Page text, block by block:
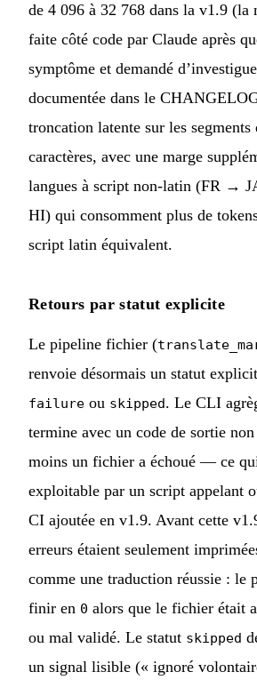
de 4 096 à 32 768 dans la v1.9 (la
faite côté code par Claude après
symptôme et demandé
documentée dans le
troncation latente sur les segments
caractères, avec une marge
langues à script non-latin (FR →
HI) qui consomment plus de
script latin équivalent.
Retours par statut explicite
Le pipeline fichier (
renvoie désormais un statut
failure ou skipped. Le CLI
termine avec un code de sortie
moins un fichier a échoué — ce
exploitable par un script appelant
CI ajoutée en v1.9. Avant cette
erreurs étaient seulement
comme une traduction réussie : le
finir en 0 alors que le fichier était
ou mal validé. Le statut skipped
un signal lisible (« ignoré